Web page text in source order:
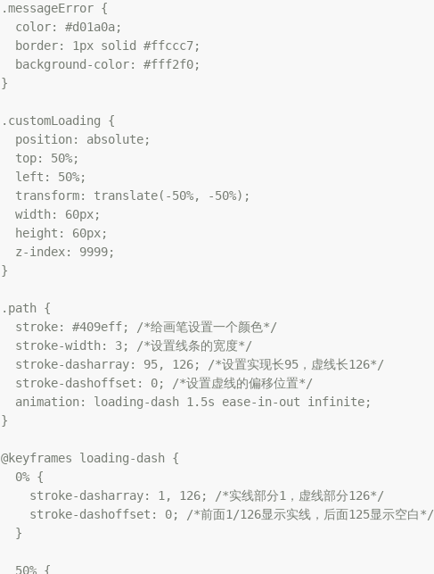
.messageError {
  color: #d01a0a;
  border: 1px solid #ffccc7;
  background-color: #fff2f0;
}
.customLoading {
  position: absolute;
  top: 50%;
  left: 50%;
  transform: translate(-50%, -50%);
  width: 60px;
  height: 60px;
  z-index: 9999;
}
.path {
  stroke: #409eff; /*给画笔设置一个颜色*/
  stroke-width: 3; /*设置线条的宽度*/
  stroke-dasharray: 95, 126; /*设置实现长95，虚线长126*/
  stroke-dashoffset: 0; /*设置虚线的偏移位置*/
  animation: loading-dash 1.5s ease-in-out infinite;
}
@keyframes loading-dash {
  0% {
    stroke-dasharray: 1, 126; /*实线部分1，虚线部分126*/
    stroke-dashoffset: 0; /*前面1/126显示实线，后面125显示空白*/
  }
  50% {